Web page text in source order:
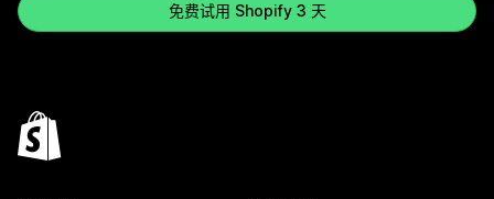
免费试用 Shopify 3 天